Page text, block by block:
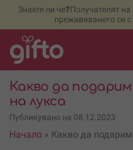
🆕НОВО🆕 Вече в продажба
преживявания
Какво да
на лукса
Публикувано на 08.12.2023
Начало » Какво да